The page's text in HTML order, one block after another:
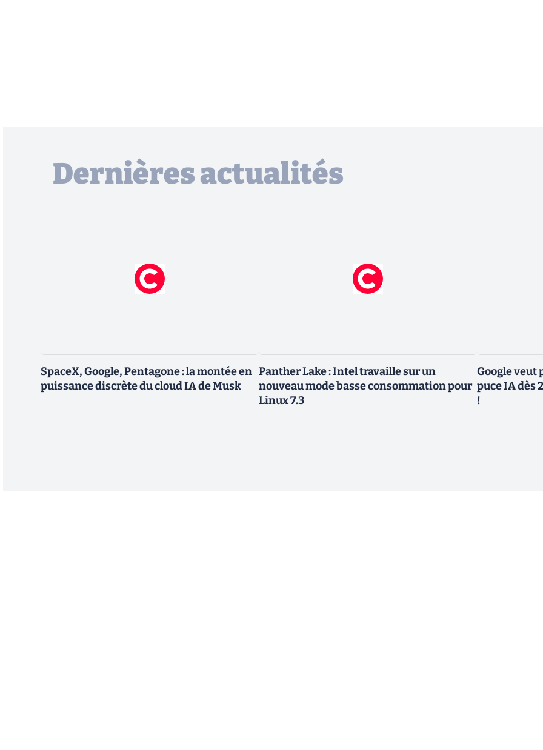
Dernières actualités
SpaceX, Google, Pentagone : la montée en
puissance discrète du cloud IA de Musk
Panther Lake : Intel travaille sur un
nouveau mode basse consommation pour
Linux 7.3
Google veut
puce IA dès
!